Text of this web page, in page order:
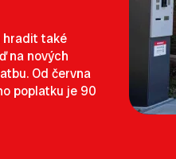
hradit také
na nových
Od června
poplatku je 90